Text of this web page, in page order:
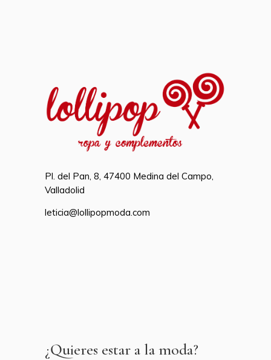
Pl. del Pan, 8, 47400 Medina del Campo,
Valladolid
leticia@lollipopmoda.com
¿Quieres estar a la moda?